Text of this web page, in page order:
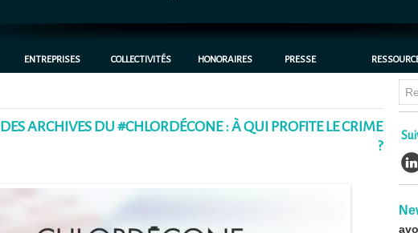
ENTREPRISES COLLECTIVITÉS HONORAIRES PRESSE
ARCHIVES DU #CHLORDÉCONE : À QUI PROFITE LE CRIME
?
30/